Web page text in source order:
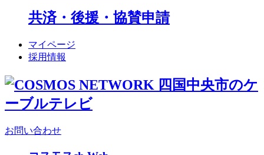
共済・後援・協賛申請
マイページ
採用情報
お問い合わせ